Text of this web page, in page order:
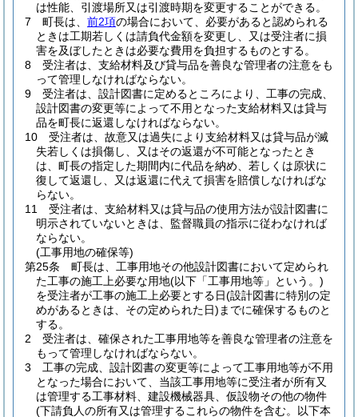
は性能、引渡場所又は引渡時期を変更することができる。
7
町長は、 前2項の場合において、必要があると認められる
ときは工期若しくは請負代金額を変更し、又は受注者に損
害を及ぼしたときは必要な費用を負担するものとする。
8
受注者は、支給材料及び貸与品を善良な管理者の注意をも
って管理しなければならない。
9
受注者は、設計図書に定めるところにより、工事の完成、
設計図書の変更等によって不用となった支給材料又は貸与
品を町長に返還しなければならない。
10
受注者は、故意又は過失により支給材料又は貸与品が滅
失若しくは損傷し、又はその返還が不可能となったとき
は、町長の指定した期間内に代品を納め、若しくは原状に
復して返還し、又は返還に代えて損害を賠償しなければな
らない。
11
受注者は、支給材料又は貸与品の使用方法が設計図書に
明示されていないときは、監督職員の指示に従わなければ
ならない。
(工事用地の確保等)
第25条
町長は、工事用地その他設計図書において定められ
た工事の施工上必要な用地(以下「工事用地等」という。)
を受注者が工事の施工上必要とする日(設計図書に特別の定
めがあるときは、その定められた日) までに確保するものと
する。
2
受注者は、確保された工事用地等を善良な管理者の注意を
もって管理しなければならない。
3
工事の完成、設計図書の変更等によって工事用地等が不用
となった場合において、当該工事用地等に受注者が所有又
は管理する工事材料、建設機械器具、仮設物その他の物件
(下請負人の所有又は管理するこれらの物件を含む。以下本